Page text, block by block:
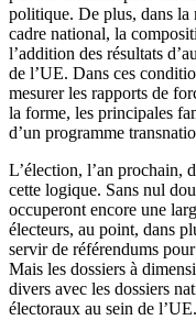
politique. De plus, dans la
cadre national, la
l’addition des résultats
de l’UE. Dans ces
mesurer les rapports de
la forme, les principales
d’un programme
L’élection, l’an prochain,
cette logique. Sans nul
occuperont encore une
électeurs, au point, dans
servir de référendums
Mais les dossiers à
divers avec les dossiers
électoraux au sein de l’UE.